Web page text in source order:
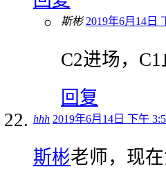
斯彬 2019年6月14日
C2进场，C1
回复
hhh 2019年6月14日 下午
斯彬老师，现在